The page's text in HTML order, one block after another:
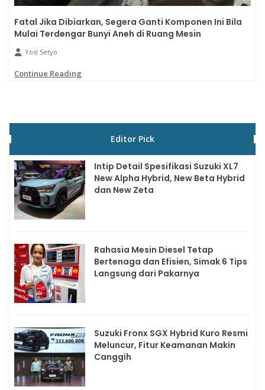
Fatal Jika Dibiarkan, Segera Ganti Komponen Ini Bila
Mulai Terdengar Bunyi Aneh di Ruang Mesin
Yosi Setyo
Continue Reading
Editor Pick
Intip Detail Spesifikasi Suzuki XL7
New Alpha Hybrid, New Beta Hybrid
dan New Zeta
Rahasia Mesin Diesel Tetap
Bertenaga dan Efisien, Simak 6 Tips
Langsung dari Pakarnya
Suzuki Fronx SGX Hybrid Kuro Resmi
Meluncur, Fitur Keamanan Makin
Canggih